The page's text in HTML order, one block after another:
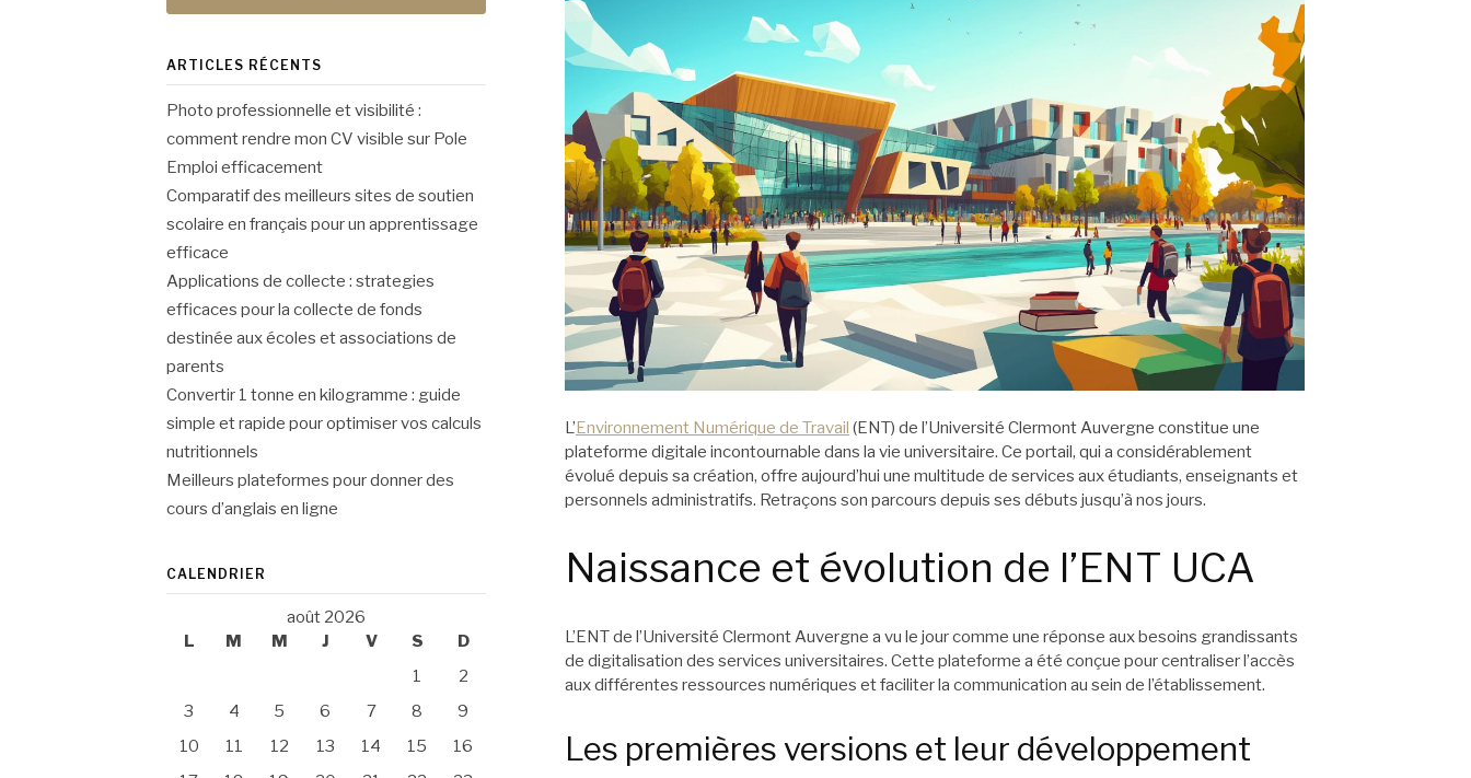
L’Environnement Numérique de Travail (ENT) de l’Université Clermont Auvergne constitue une
plateforme digitale incontournable dans la vie universitaire. Ce portail, qui a considérablement
évolué depuis sa création, offre aujourd’hui une multitude de services aux étudiants, enseignants et
personnels administratifs. Retraçons son parcours depuis ses débuts jusqu’à nos jours.
Naissance et évolution de l’ENT UCA
L’ENT de l’Université Clermont Auvergne a vu le jour comme une réponse aux besoins grandissants
de digitalisation des services universitaires. Cette plateforme a été conçue pour centraliser l’accès
aux différentes ressources numériques et faciliter la communication au sein de l’établissement.
Les premières versions et leur développement
ARTICLES RÉCENTS
Photo professionnelle et visibilité :
comment rendre mon CV visible sur Pole
Emploi efficacement
Comparatif des meilleurs sites de soutien
scolaire en français pour un apprentissage
efficace
Applications de collecte : strategies
efficaces pour la collecte de fonds
destinée aux écoles et associations de
parents
Convertir 1 tonne en kilogramme : guide
simple et rapide pour optimiser vos calculs
nutritionnels
Meilleurs plateformes pour donner des
cours d’anglais en ligne
CALENDRIER
août 2026
L
M M J V S
D
1
2
3
4 5 6 7 8
9
10
11 12 13 14 15
16